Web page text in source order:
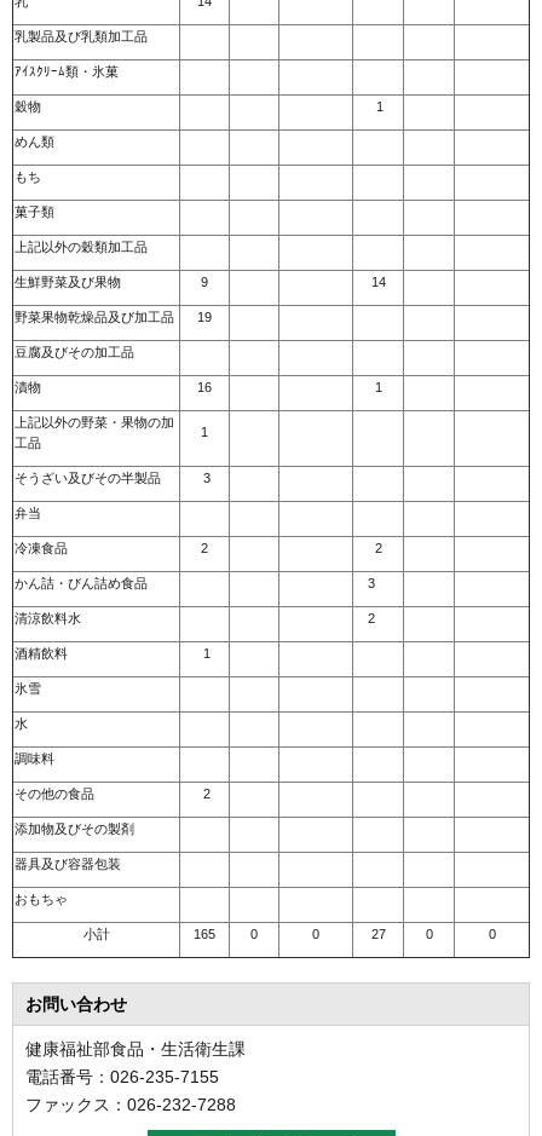
乳製品及び乳類加工品
ｱｲｽｸﾘｰﾑ類・氷菓
穀物 1
めん類
もち
菓子類
上記以外の穀類加工品
生鮮野菜及び果物 9 14
野菜果物乾燥品及び加工品 19
豆腐及びその加工品
漬物 16 1
上記以外の野菜・果物の加
工品
1
そうざい及びその半製品 3
弁当
冷凍食品 2 2
かん詰・びん詰め食品 3
清涼飲料水 2
酒精飲料 1
氷雪
水
調味料
その他の食品 2
添加物及びその製剤
器具及び容器包装
おもちゃ
小計 165 0 0 27 0 0
お問い合わせ
健康福祉部食品・生活衛生課
電話番号：026-235-7155
ファックス：026-232-7288